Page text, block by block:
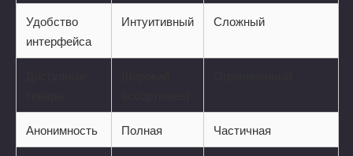
Удобство
интерфейса
Интуитивный Сложный
Анонимность Полная Частичная